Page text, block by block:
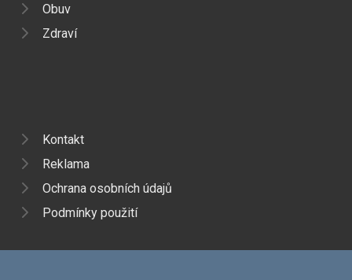
Obuv
Zdraví
Kontakt
Reklama
Ochrana osobních údajů
Podmínky použití